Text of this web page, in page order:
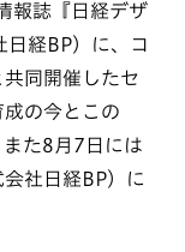
報誌『日経デザ
経BP）に、コ
同開催したセ
の今とこの
た8月7日には
社日経BP）に